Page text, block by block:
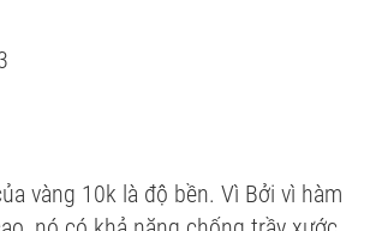
vàng 10k là độ bền. Vì Bởi vì hàm